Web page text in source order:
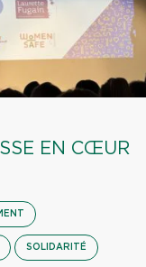
EN CŒUR
SOLIDARITÉ